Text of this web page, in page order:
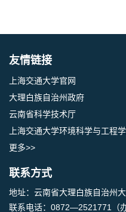
友情链接
上海交通大学官网
大理白族自治州政府
云南省科学技术厅
上海交通大学环境科学与工程
更多>>
联系方式
地址：云南省大理白族自治州
联系电话：0872—2521771（办